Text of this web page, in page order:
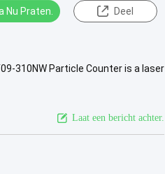
Nu Praten. Deel
310NW Particle Counter is a laser
Laat een bericht achter.